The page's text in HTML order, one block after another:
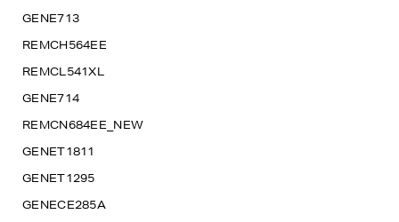
GENE713
REMCH564EE
REMCL541XL
GENE714
REMCN684EE_NEW
GENET1811
GENET1295
GENECE285A